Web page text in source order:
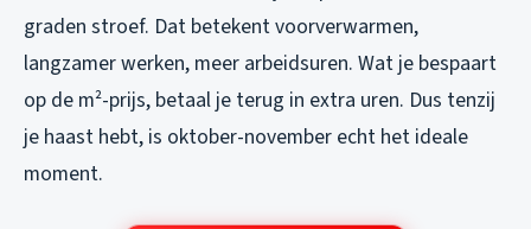
graden stroef. Dat betekent voorverwarmen,
langzamer werken, meer arbeidsuren. Wat je bespaart
op de m²-prijs, betaal je terug in extra uren. Dus tenzij
je haast hebt, is oktober-november echt het ideale
moment.